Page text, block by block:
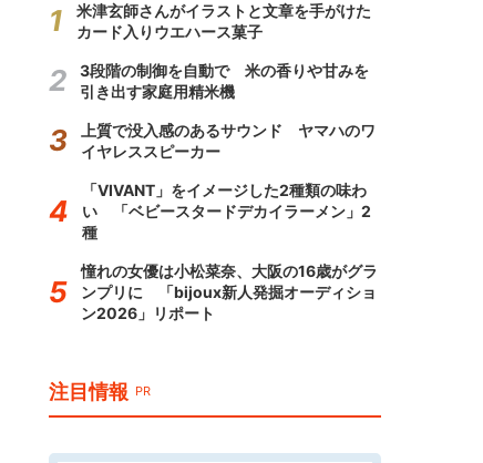
米津玄師さんがイラストと文章を手がけた
カード入りウエハース菓子
3段階の制御を自動で 米の香りや甘みを
引き出す家庭用精米機
上質で没入感のあるサウンド ヤマハのワ
イヤレススピーカー
「VIVANT」をイメージした2種類の味わ
い 「ベビースタードデカイラーメン」2
種
憧れの女優は小松菜奈、大阪の16歳がグラ
ンプリに 「bijoux新人発掘オーディショ
ン2026」リポート
注目情報 PR